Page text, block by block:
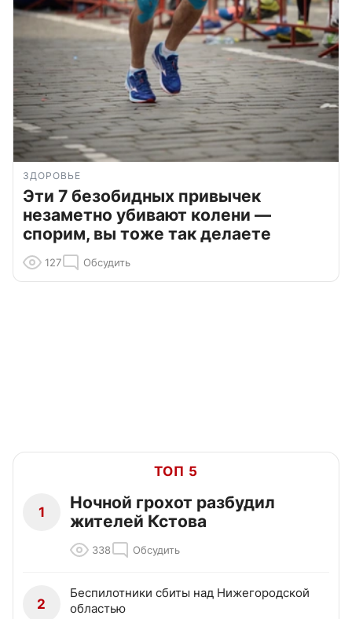
ЗДОРОВЬЕ
Эти 7 безобидных привычек
незаметно убивают колени —
спорим, вы тоже так делаете
127 Обсудить
ТОП 5
1
Ночной грохот разбудил
жителей Кстова
338 Обсудить
2
Беспилотники сбиты над Нижегородской
областью